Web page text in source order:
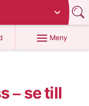
Meny
– se till